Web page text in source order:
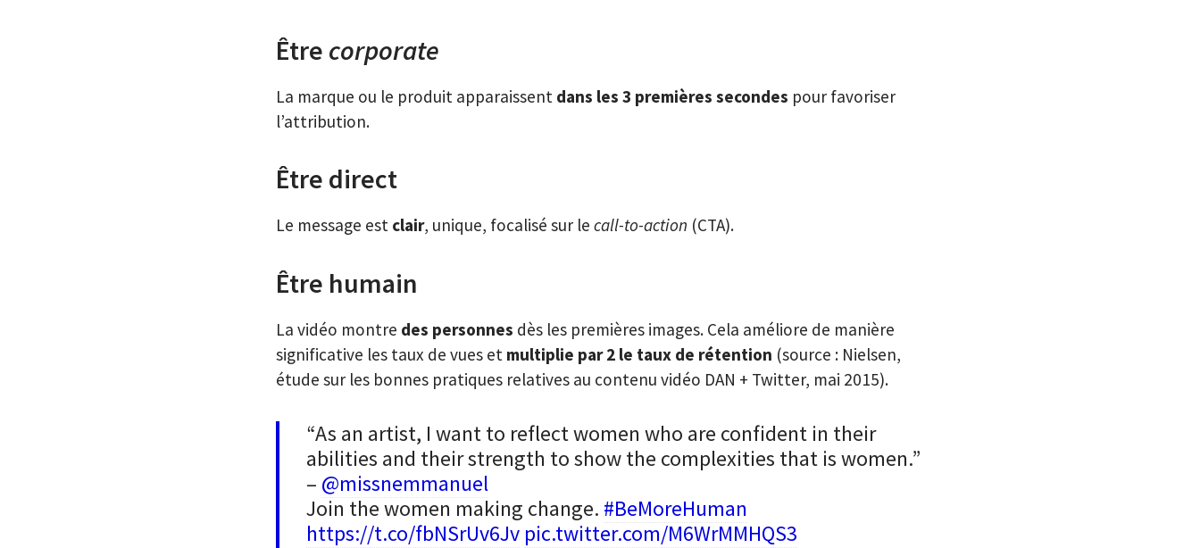
Être corporate
La marque ou le produit apparaissent dans les 3 premières secondes pour favoriser
l’attribution.
Être direct
Le message est clair, unique, focalisé sur lecall-to-action (CTA).
Être humain
La vidéo montre des personnes dès les premières images. Cela améliore de manière
significative les taux de vues et multiplie par 2 le taux de rétention (source : Nielsen,
étude sur les bonnes pratiques relatives au contenu vidéo DAN + Twitter, mai 2015).
“As an artist, I want to reflect women who are confident in their
abilities and their strength to show the complexities that is women.”
– @missnemmanuel
Join the women making change. #BeMoreHuman
https://t.co/fbNSrUv6Jv pic.twitter.com/M6WrMMHQS3